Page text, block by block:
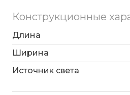
Конструкционные
Длина
Ширина
Источник света